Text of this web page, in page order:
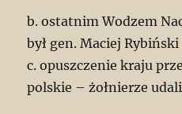
b. ostatnim Wodzem
był gen. Maciej Rybiński
c. opuszczenie kraju
polskie – żołnierze